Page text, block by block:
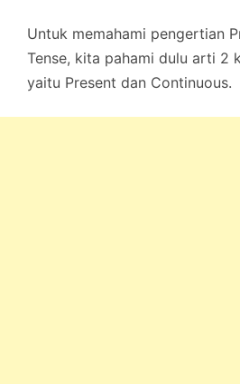
Untuk memahami pengertian
Tense, kita pahami dulu arti 2
yaitu Present dan Continuous.